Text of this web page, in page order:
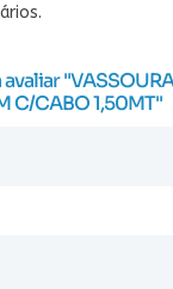
C/CABO 1,50MT"